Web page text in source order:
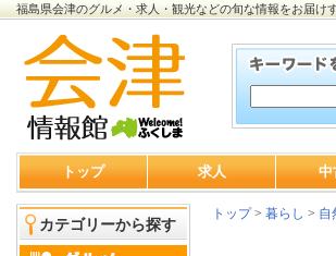
福島県会津のグルメ・求人・観光などの旬な情報をお届け
トップ 求人 中
カテゴリーから探す
トップ> 暮らし > 自